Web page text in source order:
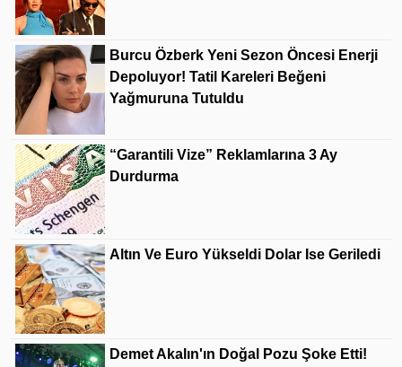
Burcu Özberk Yeni Sezon Öncesi Enerji
Depoluyor! Tatil Kareleri Beğeni
Yağmuruna Tutuldu
“Garantili Vize” Reklamlarına 3 Ay
Durdurma
Altın Ve Euro Yükseldi Dolar Ise Geriledi
Demet Akalın'ın Doğal Pozu Şoke Etti!